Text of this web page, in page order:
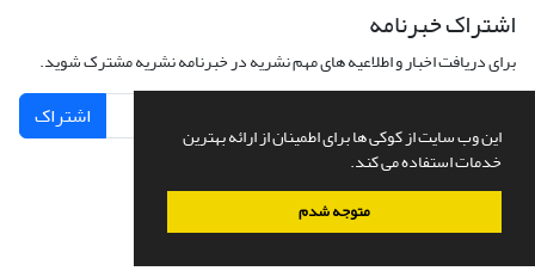
این وب سایت از کوکی ها برای اطمینان از ارائه بهترین
خدمات استفاده می کند.
متوجه شدم
اشتراک خبرنامه
برای دریافت اخبار و اطلاعیه های مهم نشریه در خبرنامه نشریه مشترک شوید.
اشتراک
سامانه مدیریت نشریات علمی.طراحی و پیاده سازی ازسیناوب